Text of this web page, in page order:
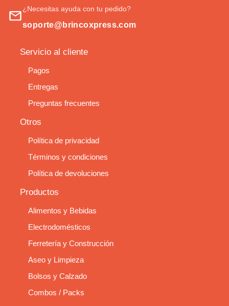
¿Necesitas ayuda con tu pedido?
soporte@brincoxpress.com
Servicio al cliente
Pagos
Entregas
Preguntas frecuentes
Otros
Política de privacidad
Términos y condiciones
Política de devoluciones
Productos
Alimentos y Bebidas
Electrodomésticos
Ferretería y Construcción
Aseo y Limpieza
Bolsos y Calzado
Combos / Packs